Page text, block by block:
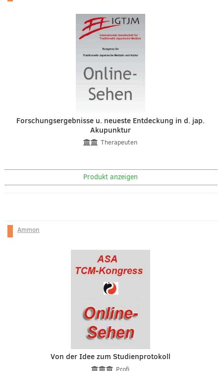
Forschungsergebnisse u. neueste Entdeckung in d. jap.
Akupunktur
Therapeuten
Produkt anzeigen
Ammon
Von der Idee zum Studienprotokoll
Profi